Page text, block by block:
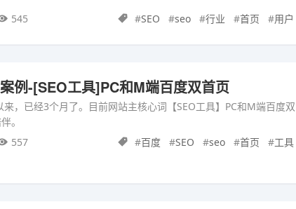
545 #SEO #seo #行业 #首页 #用户
例-[SEO工具]PC和M端百度双首页
，已经3个月了。目前网站主核心词【SEO工具】PC和M端百度双
。
557 #百度 #SEO #seo #首页 #工具